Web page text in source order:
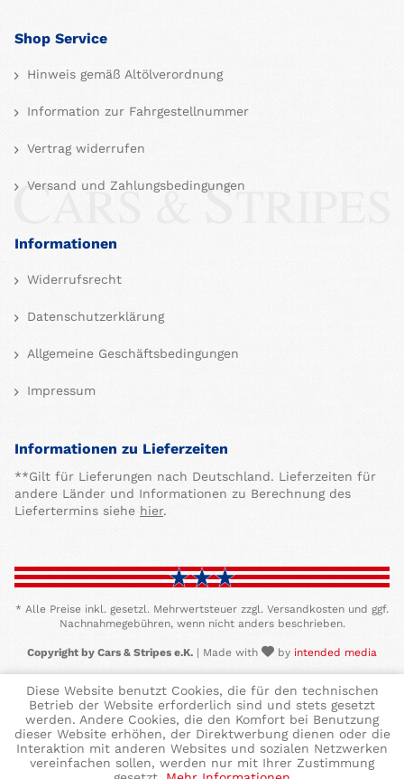
Shop Service
Hinweis gemäß Altölverordnung
Information zur Fahrgestellnummer
Vertrag widerrufen
Versand und Zahlungsbedingungen
Informationen
Widerrufsrecht
Datenschutzerklärung
Allgemeine Geschäftsbedingungen
Impressum
Informationen zu Lieferzeiten
**Gilt für Lieferungen nach Deutschland. Lieferzeiten für
andere Länder und Informationen zu Berechnung des
Liefertermins siehe hier.
* Alle Preise inkl. gesetzl. Mehrwertsteuer zzgl. Versandkosten und ggf.
Nachnahmegebühren, wenn nicht anders beschrieben.
Copyright by Cars & Stripes e.K. | Made with by intended media
Diese Website benutzt Cookies, die für den technischen
Betrieb der Website erforderlich sind und stets gesetzt
werden. Andere Cookies, die den Komfort bei Benutzung
dieser Website erhöhen, der Direktwerbung dienen oder die
Interaktion mit anderen Websites und sozialen Netzwerken
vereinfachen sollen, werden nur mit Ihrer Zustimmung